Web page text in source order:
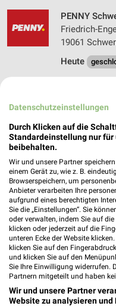
PENNY
Friedrich-
19061
Heute
Blumenbrink
19061
Heute
178,95 km •
Netto
Krebsförden
Karl-
19061
Heute
179,12 km •
Datenschutzeinstellungen
Durch Klicken auf die
Standardeinstellung nur
beibehalten.
Wir und unsere Partner
einem Gerät zu, wie z. B.
Browserspeichern, um
Anbieter verarbeiten Ihre
aufgrund eines berechtigten
Sie die „Einstellungen“. Sie
oder verwalten, indem Sie auf
klicken oder jederzeit auf die
unteren Ecke der Website
klicken Sie auf den
und klicken Sie auf den
Sie Ihre Einwilligung widerrufen.
Partnern mitgeteilt und haben
Wir und unsere Partner
Website zu analysieren und